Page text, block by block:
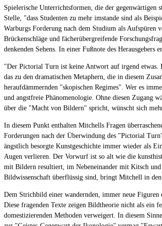
Spielerische Unterrichtsformen, die der gegenwärtigen
Stelle, "dass Studenten zu mehr imstande sind als
Warburgs Forderung nach dem Studium als
Brückenschläge und fächerübergreifende
denkenden Sehens. In einer Fußnote des
"Der Pictorial Turn ist keine Antwort auf irgend etwas.
das zu den dramatischen Metaphern, die in diesem
heraufdämmernden "skopischen Regimes". Wer es
und angstfreie Phänomenologie. Ohne diesen Zugang
über die "Macht von Bildern" spricht, wünscht sich
In diesem Punkt enthalten Mitchells Fragen
Forderungen nach der Überwindung des "Pictorial
ängstlich besorgte Kunstgeschichte immer wieder als
Augen verlieren. Der Vorwurf ist so alt wie die
mit Bildern resultiert, im Nebeneinander mit Kitsch und
Bildwissenschaft überflüssig sind, bringt Mitchell in
Dem Strichbild einer wandernden, immer neue
Diese fragenden Texte zeigen Bildtheorie nicht als ein
domestizierenden Methoden verweigert. In diesem